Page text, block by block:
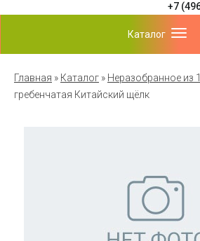
+7
Каталог
Главная » Каталог » Неразобранное из
гребенчатая Китайский щёлк